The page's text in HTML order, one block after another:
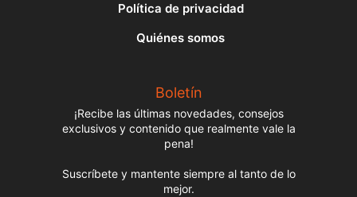
Política de privacidad
Quiénes somos
Boletín
¡Recibe las últimas novedades, consejos
exclusivos y contenido que realmente vale la
pena!
Suscríbete y mantente siempre al tanto de lo
mejor.